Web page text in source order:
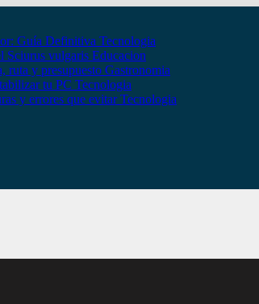
Guía Definitiva Tecnologia
Sciurus vulgaris Educacion
ruta y presupuesto Gastronomia
tu PC Tecnologia
y errores que evitarTecnologia